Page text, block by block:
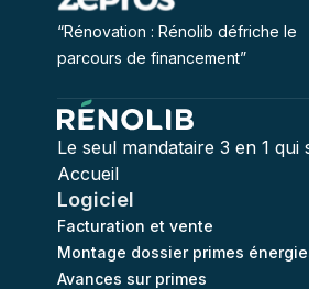
“Rénovation : Rénolib défriche le
parcours de financement”
Le seul mandataire 3 en 1
Accueil
Logiciel
Facturation et vente
Montage dossier primes
Avances sur primes